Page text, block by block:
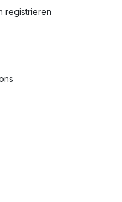
registrieren